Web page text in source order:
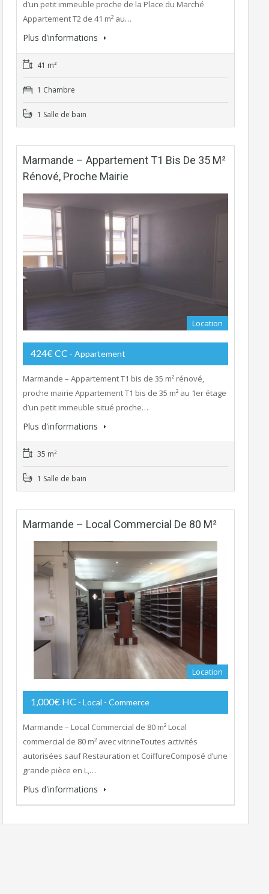
d’un petit immeuble proche de la Place du Marché
Appartement T2 de 41 m² au…
Plus d'informations
41 m²
1 Chambre
1 Salle de bain
Marmande – Appartement T1 Bis De 35 M²
Rénové, Proche Mairie
Location
424€ CC - Appartement
Marmande – Appartement T1 bis de 35 m² rénové,
proche mairie Appartement T1 bis de 35 m² au 1er étage
d’un petit immeuble situé proche…
Plus d'informations
35 m²
1 Salle de bain
Marmande – Local Commercial De 80 M²
Location
1,000€ HC - Local - Commerce
Marmande – Local Commercial de 80 m² Local
commercial de 80 m² avec vitrineToutes activités
autorisées sauf Restauration et CoiffureComposé d’une
grande pièce en L,…
Plus d'informations